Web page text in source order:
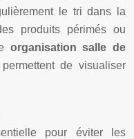
le tri dans la
produits périmés ou
organisation salle de
de visualiser
pour éviter les